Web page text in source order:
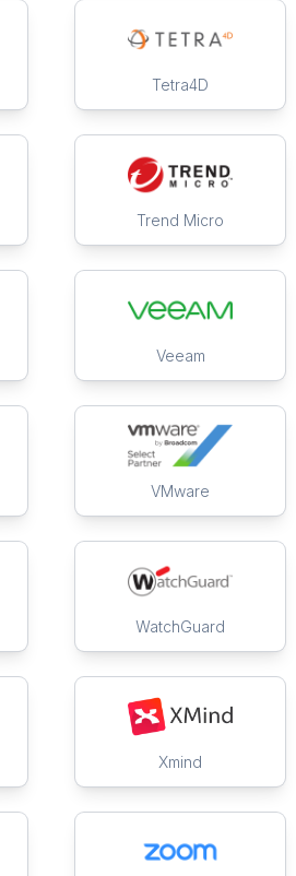
Tetra4D
Trend Micro
Veeam
VMware
WatchGuard
Xmind